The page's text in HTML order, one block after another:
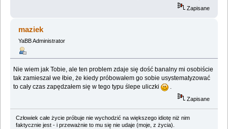
Zapisane
maziek
YaBB Administrator
Nie wiem jak Tobie, ale ten problem zdaje się dość banalny mi osobiście
tak zamieszał we łbie, że kiedy próbowałem go sobie usystematyzować
to cały czas zapędzałem się w tego typu ślepe uliczki
Zapisane
Człowiek całe życie próbuje nie wychodzić na większego idiotę niż nim
faktycznie jest - i przeważnie to mu się nie udaje (moje, z życia).